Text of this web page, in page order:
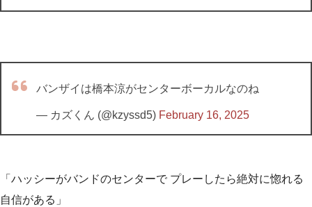
バンザイは橋本涼がセンターボーカルなのね
— カズくん (@kzyssd5) February 16, 2025
「ハッシーがバンドのセンターで プレーしたら絶対に惚れる
自信がある」